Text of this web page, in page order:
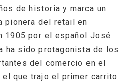
de historia y marca un
pionera del retail en
1905 por el español José
ha sido protagonista de los
del comercio en el
que trajo el primer carrito